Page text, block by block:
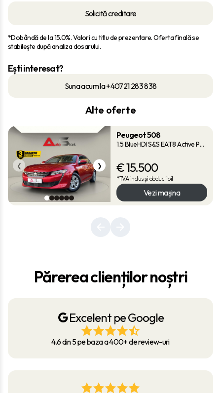
Solicită creditare
*Dobândă de la 15.0%. Valori cu titlu de prezentare. Oferta finală se
stabilește după analiza dosarului.
Ești interesat?
Suna acum la +40721 283 838
Alte oferte
❮ ❯
Peugeot 508
1.5 BlueHDI S&S EAT8 Active Pack
€15.500
*TVA inclus și deductibil
Vezi mașina
Părerea clienților noștri
Excelent pe Google
4.6 din 5 pe baza a 400+ de review-uri